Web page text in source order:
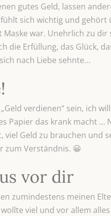
gutes Geld, lassen
sich wichtig und
war. Unehrlich zu
Erfüllung, das Glück,
nach Liebe sehnte…
verdienen“ sein, ich
Papier das krank macht …
Geld zu brauchen und
zum Verständnis. 😀
vor dir
zumindestens meinen
viel und vor allem